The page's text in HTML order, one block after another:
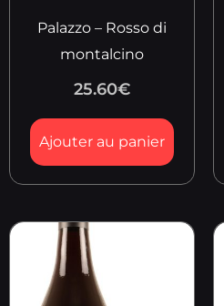
Palazzo – Rosso di
montalcino
25.60€
Ajouter au panier